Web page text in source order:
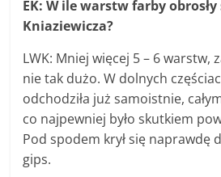
EK: W ile warstw farby
Kniaziewicza?
LWK: Mniej więcej 5 – 6 warstw,
nie tak dużo. W dolnych
odchodziła już samoistnie,
co najpewniej było skutkiem
Pod spodem krył się naprawdę
gips.